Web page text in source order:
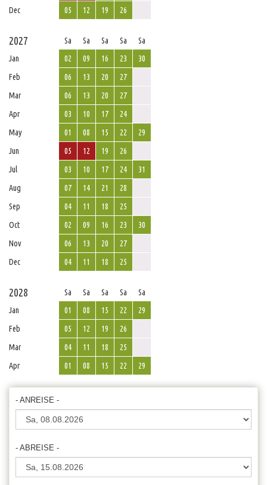
Dec
05 12 19 26
2027 Sa Sa Sa Sa
Sa
Jan
02 09 16 23
30
Feb
06 13 20
27
Mar
06 13 20
27
Apr
03 10 17
24
May
01 08 15 22
29
Jun
05 12 19
26
Jul
03 10 17 24
31
Aug
07 14 21
28
Sep
04 11 18
25
Oct
02 09 16 23
30
Nov
06 13 20
27
Dec
04 11 18 25
2028 Sa Sa Sa Sa
Sa
Jan
01 08 15 22
29
Feb
05 12 19
26
Mar
04 11 18
25
Apr
01 08 15 22 29
- ANREISE -
- ABREISE -